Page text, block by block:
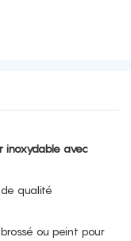
inoxydable avec
qualité
ou peint pour